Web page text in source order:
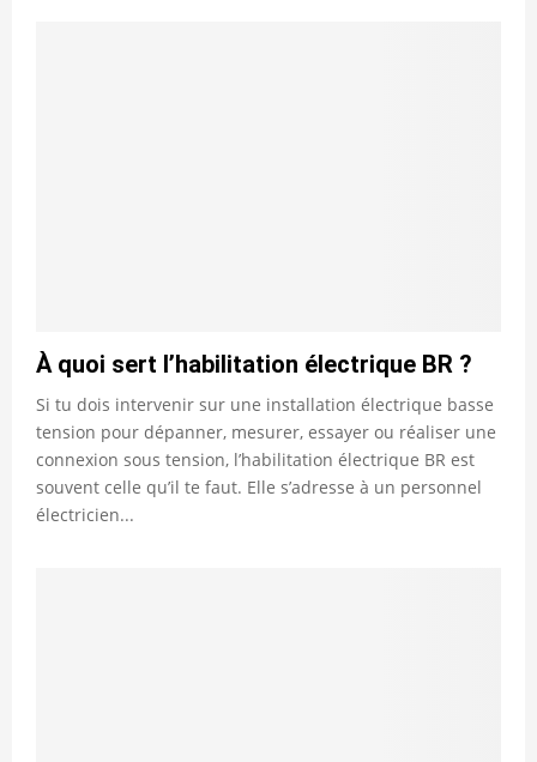
À quoi sert l’habilitation électrique BR ?
Si tu dois intervenir sur une installation électrique basse
tension pour dépanner, mesurer, essayer ou réaliser une
connexion sous tension, l’habilitation électrique BR est
souvent celle qu’il te faut. Elle s’adresse à un personnel
électricien...